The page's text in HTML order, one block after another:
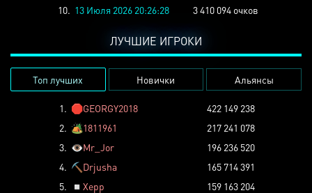
10. 13 Июля 2026 20:26:28 3 410 094 очков
ЛУЧШИЕ ИГРОКИ
Топ лучших Новички Альянсы
1. 🛑GEORGY2018
422 149 238
2. 🏕️1811961
217 241 078
3. 👁️Mr_Jor
196 236 520
4. ⛏️ Drjusha
165 714 391
5.
◽ Xepp
159 163 204